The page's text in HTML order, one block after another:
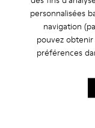
personnalisées
navigation
pouvez
préférences
Norman -Norman -